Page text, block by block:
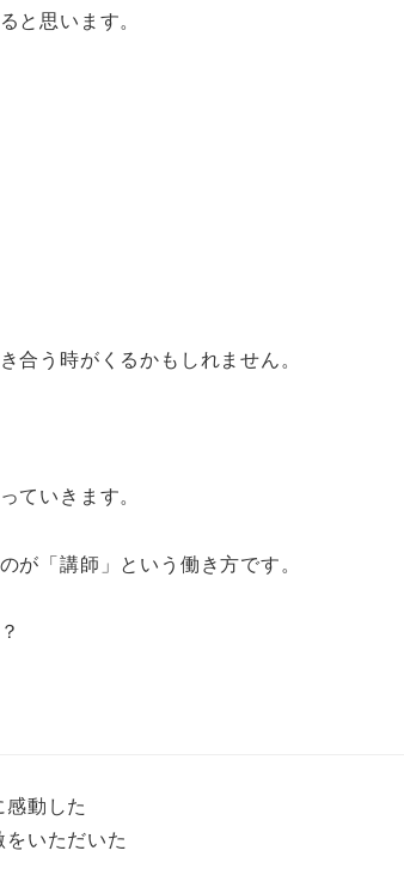
と思います。
合う時がくるかもしれません。
ていきます。
が「講師」という働き方です。
動した
いただいた